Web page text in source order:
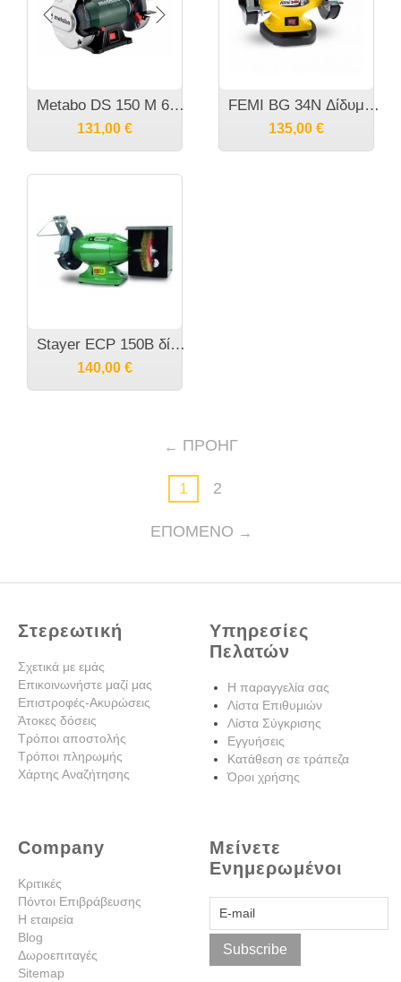
Metabo DS 150 M 604150000 370 Watt Δίδυμος Τροχός
131,00 €
FEMI BG 34N Δίδυμος Τροχός Πάγκου
135,00 €
Stayer ECP 150B δίδυμος τροχός 350W
140,00 €
ΠΡΟΗΓ
1 2
ΕΠΌΜΕΝΟ
Στερεωτική
Σχετικά με εμάς
Επικοινωνήστε μαζί μας
Επιστροφές-Ακυρώσεις
Άτοκες δόσεις
Τρόποι αποστολής
Τρόποι πληρωμής
Χάρτης Αναζήτησης
Υπηρεσίες
Πελατών
Η παραγγελία σας
Λίστα Επιθυμιών
Λίστα Σύγκρισης
Εγγυήσεις
Κατάθεση σε τράπεζα
Όροι χρήσης
Company
Κριτικές
Πόντοι Επιβράβευσης
Η εταιρεία
Blog
Δωροεπιταγές
Sitemap
Μείνετε
Ενημερωμένοι
Subscribe